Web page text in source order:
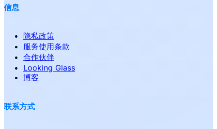
信息
隐私政策
服务使用条款
合作伙伴
Looking Glass
博客
联系方式